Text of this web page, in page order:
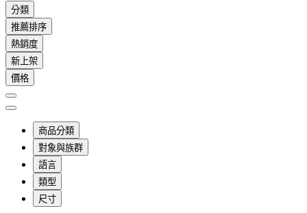
分類
推薦排序
熱銷度
新上架
價格
商品分類
對象與族群
語言
類型
尺寸